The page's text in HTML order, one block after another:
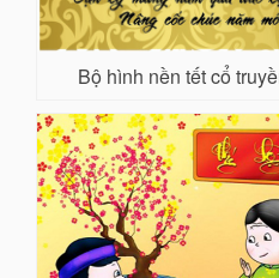
Bộ hình nền tết cổ